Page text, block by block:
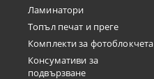
Ламинатори
Топъл печат и преге
Комплекти за фотоблокчета
Консумативи за
подвързване